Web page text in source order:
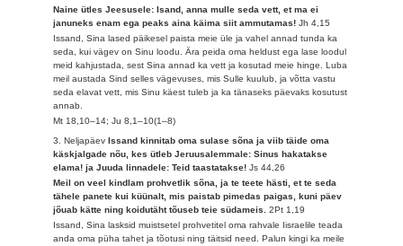
Naine ütles Jeesusele: Isand, anna mulle seda vett, et ma ei
januneks enam ega peaks aina käima siit ammutamas!Jh 4,15
Issand, Sina lased päikesel paista meie üle ja vahel annad tunda ka
seda, kui vägev on Sinu loodu. Ära peida oma heldust ega lase loodul
meid kahjustada, sest Sina annad ka vett ja kosutad meie hinge. Luba
meil austada Sind selles vägevuses, mis Sulle kuulub, ja võtta vastu
seda elavat vett, mis Sinu käest tuleb ja ka tänaseks päevaks kosutust
annab.
Mt 18,10–14; Ju 8,1–10(1–8)
3. NeljapäevIssand kinnitab oma sulase sõna ja viib täide oma
käskjalgade nõu, kes ütleb Jeruusalemmale: Sinus hakatakse
elama! ja Juuda linnadele: Teid taastatakse!Js 44,26
Meil on veel kindlam prohvetlik sõna, ja te teete hästi, et te seda
tähele panete kui küünalt, mis paistab pimedas paigas, kuni päev
jõuab kätte ning koidutäht tõuseb teie südameis.2Pt 1,19
Issand, Sina lasksid muistsetel prohvetitel oma rahvale Iisraelile teada
anda oma püha tahet ja tõotusi ning täitsid need. Palun kingi ka meile